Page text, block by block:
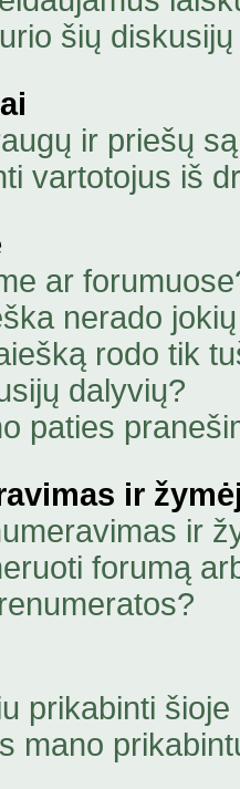
šių
ir priešų
vartotojus iš
ar
nerado
rodo tik
dalyvių?
paties
ir
ir
forumą
prikabinti
mano